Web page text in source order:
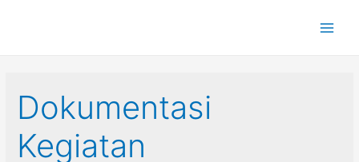
Dokumentasi
Kegiatan